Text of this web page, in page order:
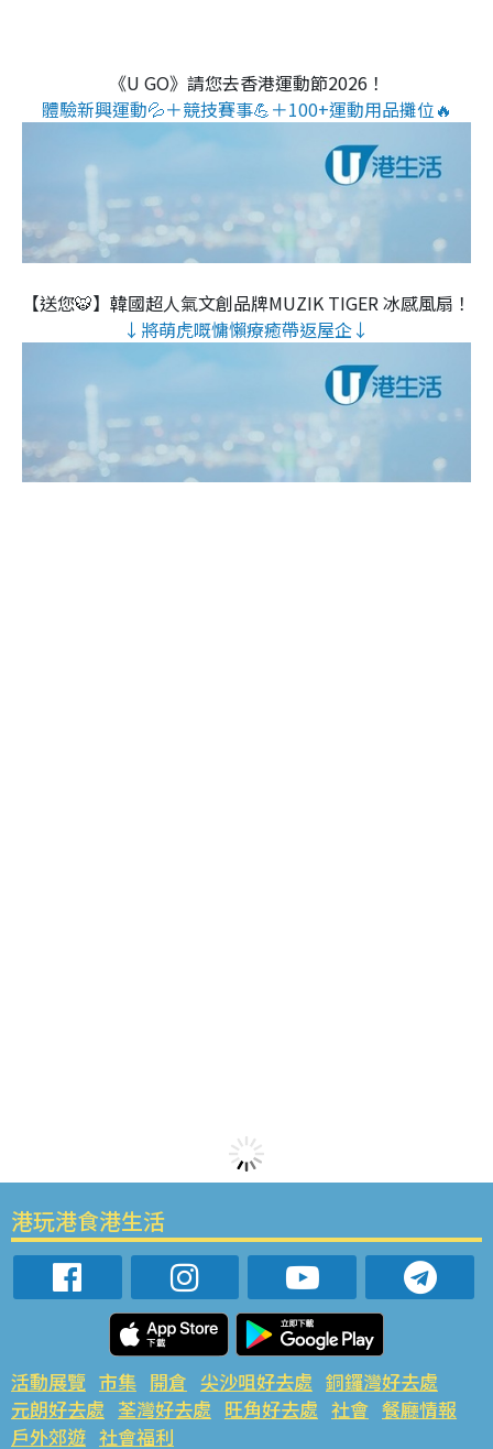
《U GO》請您去香港運動節2026！
體驗新興運動💦＋競技賽事💪＋100+運動用品攤位🔥
【送您🐯】韓國超人氣文創品牌MUZIK TIGER 冰感風扇！
↓將萌虎嘅慵懶療癒帶返屋企↓
港玩港食港生活
活動展覽 市集 開倉 尖沙咀好去處 銅鑼灣好去處
元朗好去處 荃灣好去處 旺角好去處 社會 餐廳情報
戶外郊遊 社會福利